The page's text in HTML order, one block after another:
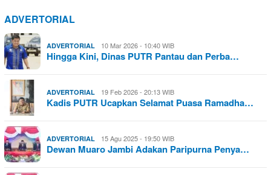
ADVERTORIAL
ADVERTORIAL 10 Mar 2026 - 10:40 WIB
Hingga Kini, Dinas PUTR Pantau dan Perba…
ADVERTORIAL 19 Feb 2026 - 20:13 WIB
Kadis PUTR Ucapkan Selamat Puasa Ramadha…
ADVERTORIAL 15 Agu 2025 - 19:50 WIB
Dewan Muaro Jambi Adakan Paripurna Penya…